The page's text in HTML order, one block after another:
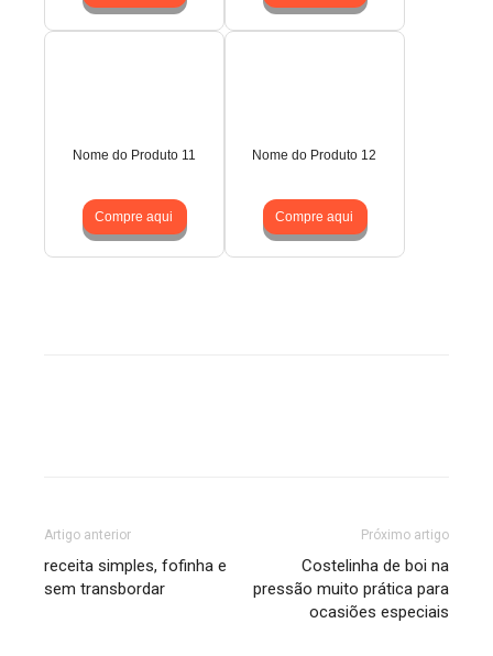
Nome do Produto 11
Compre aqui
Nome do Produto 12
Compre aqui
Artigo anterior
receita simples, fofinha e
sem transbordar
Próximo artigo
Costelinha de boi na
pressão muito prática para
ocasiões especiais